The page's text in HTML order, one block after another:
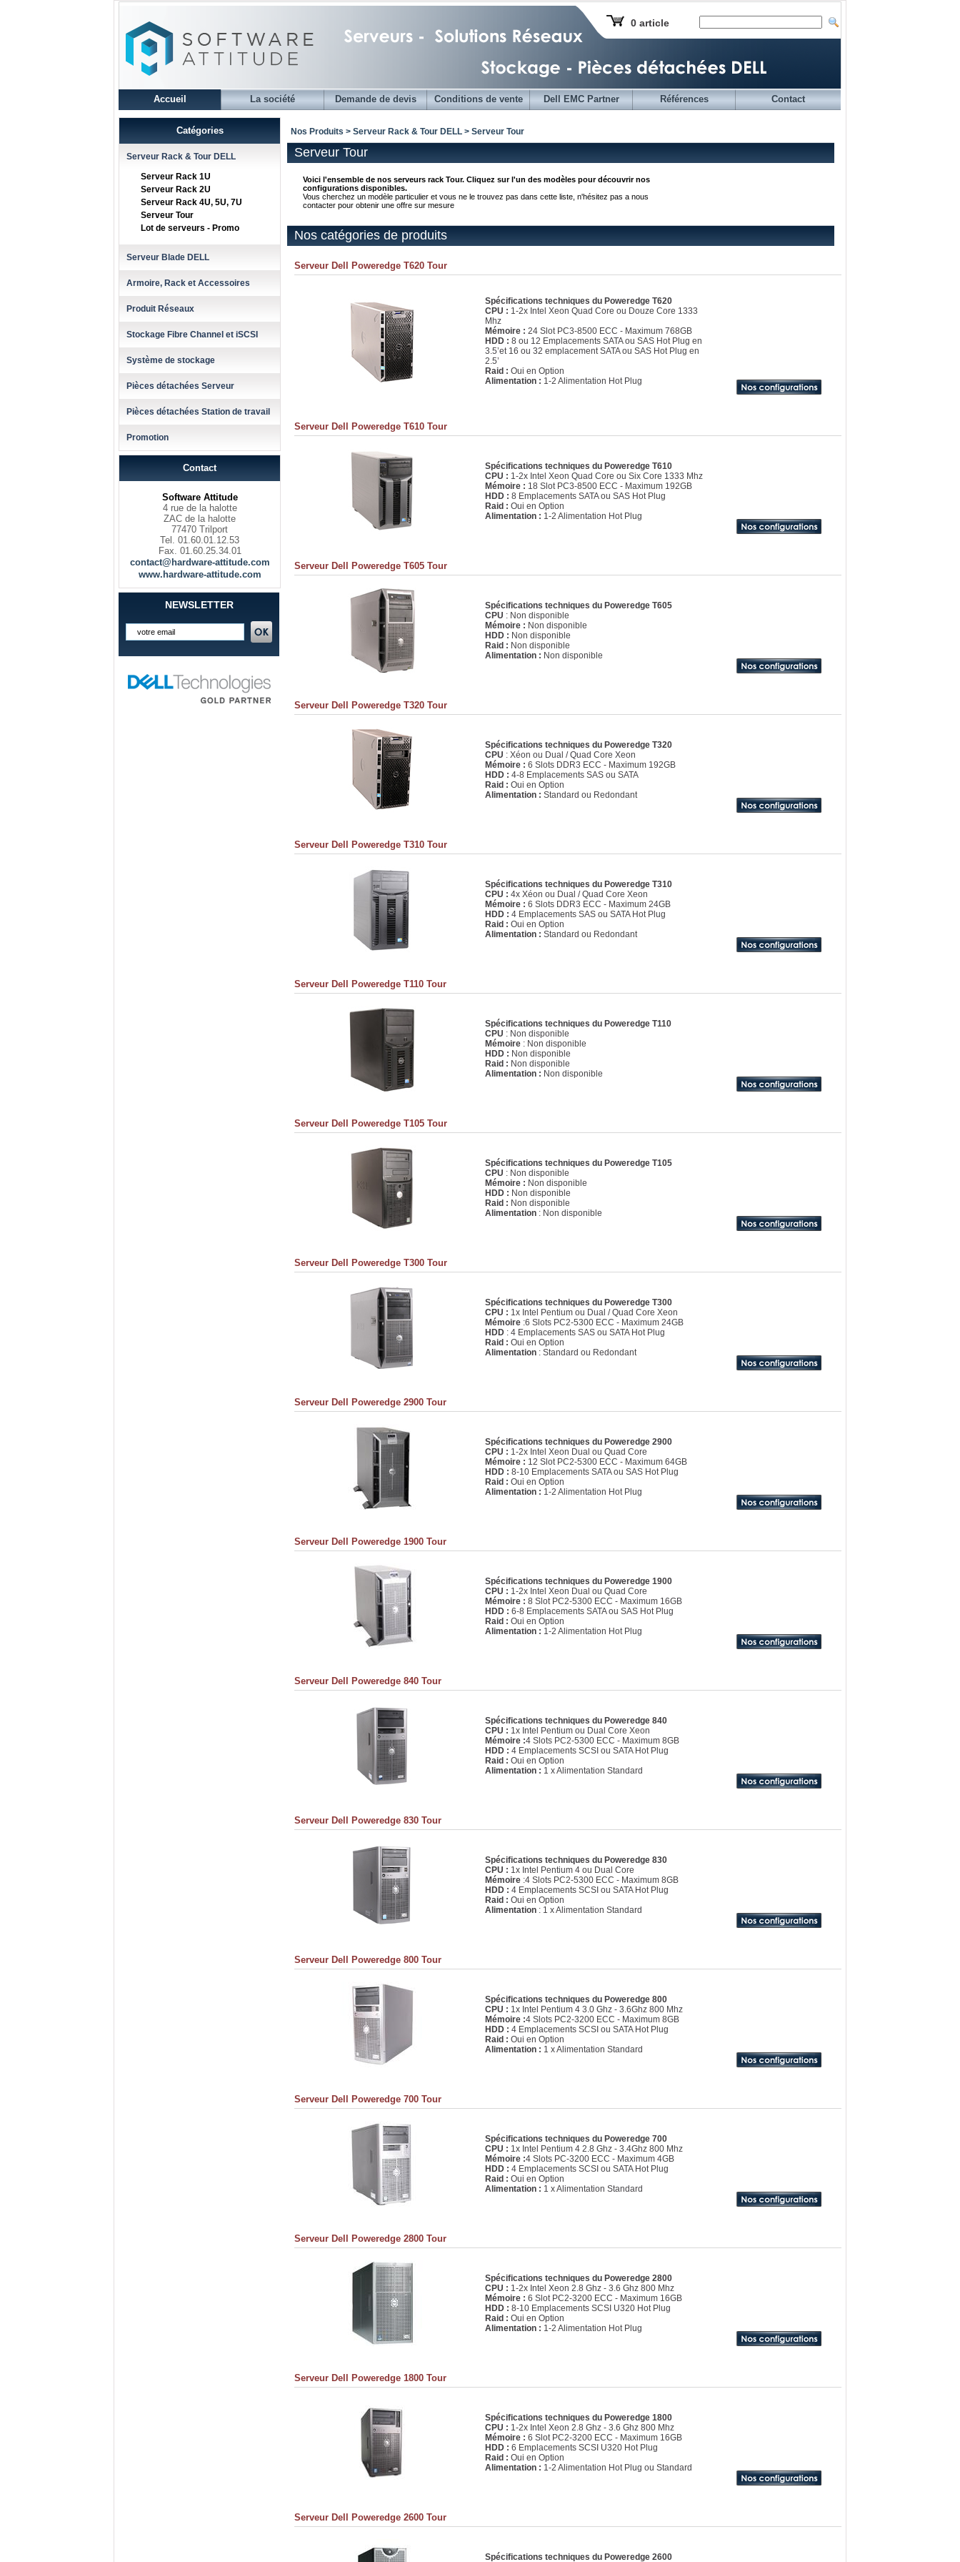
0 article
Accueil La société Demande de devis Conditions de vente Dell EMC Partner Références Contact
Catégories
Serveur Rack & Tour DELL
Serveur Rack 1U
Serveur Rack 2U
Serveur Rack 4U, 5U, 7U
Serveur Tour
Lot de serveurs - Promo
Serveur Blade DELL
Armoire, Rack et Accessoires
Produit Réseaux
Stockage Fibre Channel et iSCSI
Système de stockage
Pièces détachées Serveur
Pièces détachées Station de travail
Promotion
Contact
Software Attitude
4 rue de la halotte
ZAC de la halotte
77470 Trilport
Tel. 01.60.01.12.53
Fax. 01.60.25.34.01
contact@hardware-attitude.com
www.hardware-attitude.com
NEWSLETTER
Nos Produits > Serveur Rack & Tour DELL > Serveur Tour
Serveur Tour
Voici l'ensemble de nos serveurs rack Tour. Cliquez sur l'un des modèles pour découvrir nos
configurations disponibles.
Vous cherchez un modèle particulier et vous ne le trouvez pas dans cette liste, n'hésitez pas a nous
contacter pour obtenir une offre sur mesure
Nos catégories de produits
Serveur Dell Poweredge T620 Tour
Spécifications techniques du Poweredge T620
CPU : 1-2x Intel Xeon Quad Core ou Douze Core 1333
Mhz
Mémoire : 24 Slot PC3-8500 ECC - Maximum 768GB
HDD : 8 ou 12 Emplacements SATA ou SAS Hot Plug en
3.5’et 16 ou 32 emplacement SATA ou SAS Hot Plug en
2.5’
Raid : Oui en Option
Alimentation : 1-2 Alimentation Hot Plug
Serveur Dell Poweredge T610 Tour
Spécifications techniques du Poweredge T610
CPU : 1-2x Intel Xeon Quad Core ou Six Core 1333 Mhz
Mémoire : 18 Slot PC3-8500 ECC - Maximum 192GB
HDD : 8 Emplacements SATA ou SAS Hot Plug
Raid : Oui en Option
Alimentation : 1-2 Alimentation Hot Plug
Serveur Dell Poweredge T605 Tour
Spécifications techniques du Poweredge T605
CPU : Non disponible
Mémoire : Non disponible
HDD : Non disponible
Raid : Non disponible
Alimentation : Non disponible
Serveur Dell Poweredge T320 Tour
Spécifications techniques du Poweredge T320
CPU : Xéon ou Dual / Quad Core Xeon
Mémoire : 6 Slots DDR3 ECC - Maximum 192GB
HDD : 4-8 Emplacements SAS ou SATA
Raid : Oui en Option
Alimentation : Standard ou Redondant
Serveur Dell Poweredge T310 Tour
Spécifications techniques du Poweredge T310
CPU : 4x Xéon ou Dual / Quad Core Xeon
Mémoire : 6 Slots DDR3 ECC - Maximum 24GB
HDD : 4 Emplacements SAS ou SATA Hot Plug
Raid : Oui en Option
Alimentation : Standard ou Redondant
Serveur Dell Poweredge T110 Tour
Spécifications techniques du Poweredge T110
CPU : Non disponible
Mémoire : Non disponible
HDD : Non disponible
Raid : Non disponible
Alimentation : Non disponible
Serveur Dell Poweredge T105 Tour
Spécifications techniques du Poweredge T105
CPU : Non disponible
Mémoire : Non disponible
HDD : Non disponible
Raid : Non disponible
Alimentation : Non disponible
Serveur Dell Poweredge T300 Tour
Spécifications techniques du Poweredge T300
CPU : 1x Intel Pentium ou Dual / Quad Core Xeon
Mémoire :6 Slots PC2-5300 ECC - Maximum 24GB
HDD : 4 Emplacements SAS ou SATA Hot Plug
Raid : Oui en Option
Alimentation : Standard ou Redondant
Serveur Dell Poweredge 2900 Tour
Spécifications techniques du Poweredge 2900
CPU : 1-2x Intel Xeon Dual ou Quad Core
Mémoire : 12 Slot PC2-5300 ECC - Maximum 64GB
HDD : 8-10 Emplacements SATA ou SAS Hot Plug
Raid : Oui en Option
Alimentation : 1-2 Alimentation Hot Plug
Serveur Dell Poweredge 1900 Tour
Spécifications techniques du Poweredge 1900
CPU : 1-2x Intel Xeon Dual ou Quad Core
Mémoire : 8 Slot PC2-5300 ECC - Maximum 16GB
HDD : 6-8 Emplacements SATA ou SAS Hot Plug
Raid : Oui en Option
Alimentation : 1-2 Alimentation Hot Plug
Serveur Dell Poweredge 840 Tour
Spécifications techniques du Poweredge 840
CPU : 1x Intel Pentium ou Dual Core Xeon
Mémoire :4 Slots PC2-5300 ECC - Maximum 8GB
HDD : 4 Emplacements SCSI ou SATA Hot Plug
Raid : Oui en Option
Alimentation : 1 x Alimentation Standard
Serveur Dell Poweredge 830 Tour
Spécifications techniques du Poweredge 830
CPU : 1x Intel Pentium 4 ou Dual Core
Mémoire :4 Slots PC2-5300 ECC - Maximum 8GB
HDD : 4 Emplacements SCSI ou SATA Hot Plug
Raid : Oui en Option
Alimentation : 1 x Alimentation Standard
Serveur Dell Poweredge 800 Tour
Spécifications techniques du Poweredge 800
CPU : 1x Intel Pentium 4 3.0 Ghz - 3.6Ghz 800 Mhz
Mémoire :4 Slots PC2-3200 ECC - Maximum 8GB
HDD : 4 Emplacements SCSI ou SATA Hot Plug
Raid : Oui en Option
Alimentation : 1 x Alimentation Standard
Serveur Dell Poweredge 700 Tour
Spécifications techniques du Poweredge 700
CPU : 1x Intel Pentium 4 2.8 Ghz - 3.4Ghz 800 Mhz
Mémoire :4 Slots PC-3200 ECC - Maximum 4GB
HDD : 4 Emplacements SCSI ou SATA Hot Plug
Raid : Oui en Option
Alimentation : 1 x Alimentation Standard
Serveur Dell Poweredge 2800 Tour
Spécifications techniques du Poweredge 2800
CPU : 1-2x Intel Xeon 2.8 Ghz - 3.6 Ghz 800 Mhz
Mémoire : 6 Slot PC2-3200 ECC - Maximum 16GB
HDD : 8-10 Emplacements SCSI U320 Hot Plug
Raid : Oui en Option
Alimentation : 1-2 Alimentation Hot Plug
Serveur Dell Poweredge 1800 Tour
Spécifications techniques du Poweredge 1800
CPU : 1-2x Intel Xeon 2.8 Ghz - 3.6 Ghz 800 Mhz
Mémoire : 6 Slot PC2-3200 ECC - Maximum 16GB
HDD : 6 Emplacements SCSI U320 Hot Plug
Raid : Oui en Option
Alimentation : 1-2 Alimentation Hot Plug ou Standard
Serveur Dell Poweredge 2600 Tour
Spécifications techniques du Poweredge 2600